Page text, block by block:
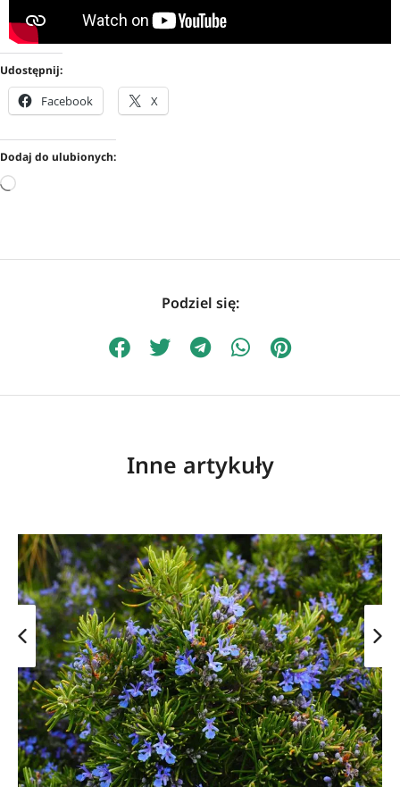
Udostępnij:
Facebook X
Dodaj do ulubionych:
Podziel się:
Inne artykuły